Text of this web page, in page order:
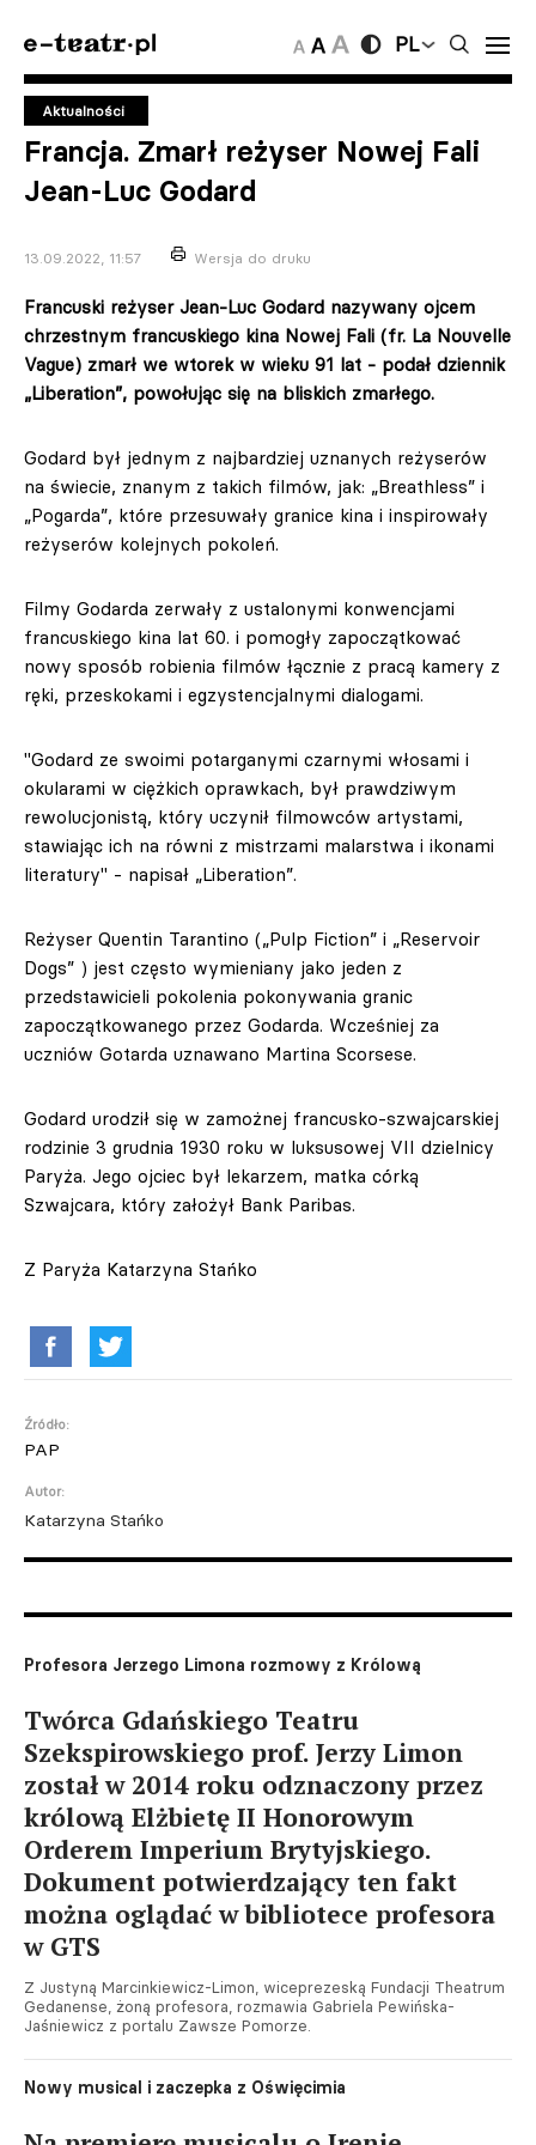
PL
Aktualności
Francja. Zmarł reżyser Nowej Fali
Jean-Luc Godard
13.09.2022, 11:57 Wersja do druku
Francuski reżyser Jean-Luc Godard nazywany ojcem
chrzestnym francuskiego kina Nowej Fali (fr. La Nouvelle
Vague) zmarł we wtorek w wieku 91 lat - podał dziennik
„Liberation”, powołując się na bliskich zmarłego.
Godard był jednym z najbardziej uznanych reżyserów
na świecie, znanym z takich filmów, jak: „Breathless” i
„Pogarda”, które przesuwały granice kina i inspirowały
reżyserów kolejnych pokoleń.
Filmy Godarda zerwały z ustalonymi konwencjami
francuskiego kina lat 60. i pomogły zapoczątkować
nowy sposób robienia filmów łącznie z pracą kamery z
ręki, przeskokami i egzystencjalnymi dialogami.
"Godard ze swoimi potarganymi czarnymi włosami i
okularami w ciężkich oprawkach, był prawdziwym
rewolucjonistą, który uczynił filmowców artystami,
stawiając ich na równi z mistrzami malarstwa i ikonami
literatury" - napisał „Liberation”.
Reżyser Quentin Tarantino („Pulp Fiction” i „Reservoir
Dogs” ) jest często wymieniany jako jeden z
przedstawicieli pokolenia pokonywania granic
zapoczątkowanego przez Godarda. Wcześniej za
uczniów Gotarda uznawano Martina Scorsese.
Godard urodził się w zamożnej francusko-szwajcarskiej
rodzinie 3 grudnia 1930 roku w luksusowej VII dzielnicy
Paryża. Jego ojciec był lekarzem, matka córką
Szwajcara, który założył Bank Paribas.
Z Paryża Katarzyna Stańko
Źródło:
PAP
Autor:
Katarzyna Stańko
Profesora Jerzego Limona rozmowy z Królową
Twórca Gdańskiego Teatru
Szekspirowskiego prof. Jerzy Limon
został w 2014 roku odznaczony przez
królową Elżbietę II Honorowym
Orderem Imperium Brytyjskiego.
Dokument potwierdzający ten fakt
można oglądać w bibliotece profesora
w GTS
Z Justyną Marcinkiewicz-Limon, wiceprezeską Fundacji Theatrum
Gedanense, żoną profesora, rozmawia Gabriela Pewińska-
Jaśniewicz z portalu Zawsze Pomorze.
Nowy musical i zaczepka z Oświęcimia